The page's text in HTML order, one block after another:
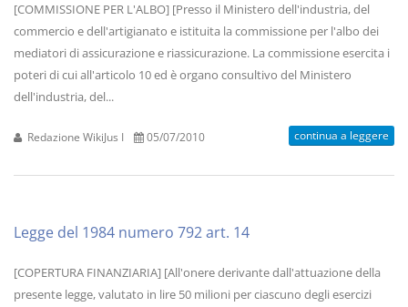
[COMMISSIONE PER L'ALBO] [Presso il Ministero dell'industria, del
commercio e dell'artigianato e istituita la commissione per l'albo dei
mediatori di assicurazione e riassicurazione. La commissione esercita i
poteri di cui all'articolo 10 ed è organo consultivo del Ministero
dell'industria, del...
Redazione WikiJus I 05/07/2010 continua a leggere
Legge del 1984 numero 792 art. 14
[COPERTURA FINANZIARIA] [All'onere derivante dall'attuazione della
presente legge, valutato in lire 50 milioni per ciascuno degli esercizi